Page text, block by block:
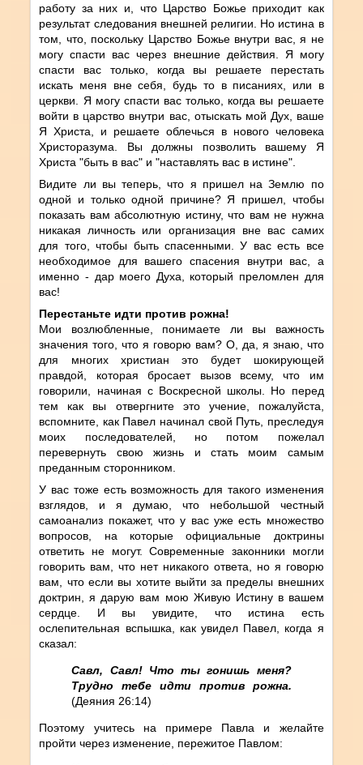
работу за них и, что Царство Божье приходит как
результат следования внешней религии. Но истина в
том, что, поскольку Царство Божье внутри вас, я не
могу спасти вас через внешние действия. Я могу
спасти вас только, когда вы решаете перестать
искать меня вне себя, будь то в писаниях, или в
церкви. Я могу спасти вас только, когда вы решаете
войти в царство внутри вас, отыскать мой Дух, ваше
Я Христа, и решаете облечься в нового человека
Христоразума. Вы должны позволить вашему Я
Христа "быть в вас" и "наставлять вас в истине".
Видите ли вы теперь, что я пришел на Землю по
одной и только одной причине? Я пришел, чтобы
показать вам абсолютную истину, что вам не нужна
никакая личность или организация вне вас самих
для того, чтобы быть спасенными. У вас есть все
необходимое для вашего спасения внутри вас, а
именно - дар моего Духа, который преломлен для
вас!
Перестаньте идти против рожна!
Мои возлюбленные, понимаете ли вы важность
значения того, что я говорю вам? О, да, я знаю, что
для многих христиан это будет шокирующей
правдой, которая бросает вызов всему, что им
говорили, начиная с Воскресной школы. Но перед
тем как вы отвергните это учение, пожалуйста,
вспомните, как Павел начинал свой Путь, преследуя
моих последователей, но потом пожелал
перевернуть свою жизнь и стать моим самым
преданным сторонником.
У вас тоже есть возможность для такого изменения
взглядов, и я думаю, что небольшой честный
самоанализ покажет, что у вас уже есть множество
вопросов, на которые официальные доктрины
ответить не могут. Современные законники могли
говорить вам, что нет никакого ответа, но я говорю
вам, что если вы хотите выйти за пределы внешних
доктрин, я дарую вам мою Живую Истину в вашем
сердце. И вы увидите, что истина есть
ослепительная вспышка, как увидел Павел, когда я
сказал:
Савл, Савл! Что ты гонишь меня?
Трудно тебе идти против рожна.
(Деяния 26:14)
Поэтому учитесь на примере Павла и желайте
пройти через изменение, пережитое Павлом: